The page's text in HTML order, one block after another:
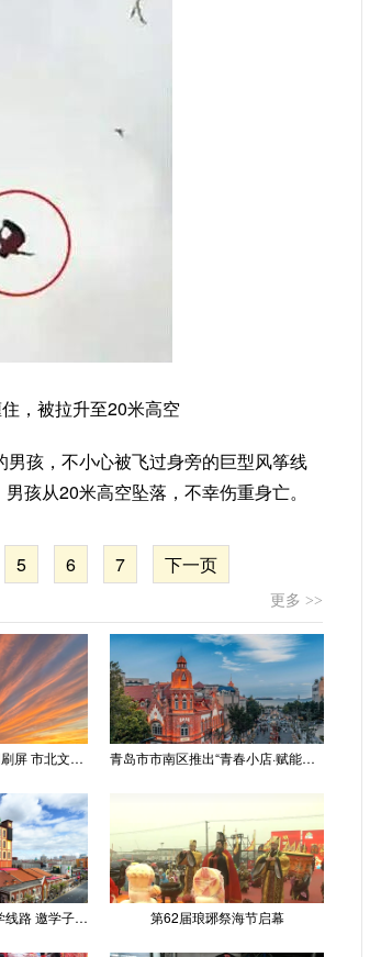
，被拉升至20米高空
孩，不小心被飞过身旁的巨型风筝线
孩从20米高空坠落，不幸伤重身亡。
5 6 7 下一页
更多 >>
“世纪晚霞”带青岛出圈刷屏 市北文旅推出精品线路 青岛市市南区推出“青春小店·赋能计划” 聚满青岛温情
青岛推出十条特色研学线路 邀学子逐梦深蓝探知山海 第62届琅琊祭海节启幕